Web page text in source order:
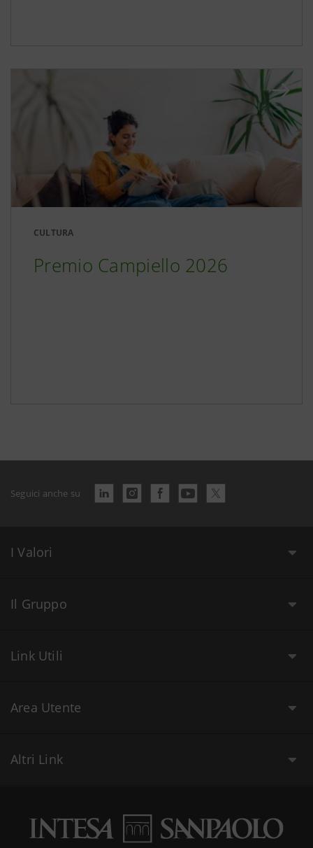
CULTURA
Premio Campiello 2026
Seguici anche su
I Valori
Il Gruppo
Link Utili
Area Utente
Altri Link